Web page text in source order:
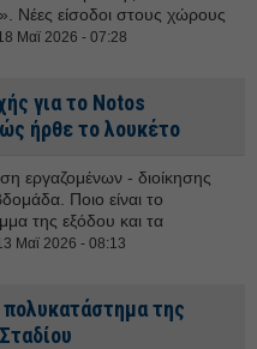
Νέες είσοδοι στους χώρους
Μαϊ 2026 - 07:28
για το Notos
ήρθε το λουκέτο
εργαζομένων - διοίκησης
Ποιο είναι το
της εξόδου και τα
Μαϊ 2026 - 08:13
πολυκατάστημα της